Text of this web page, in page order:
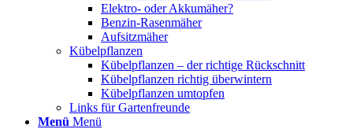
Elektro- oder Akkumäher?
Benzin-Rasenmäher
Aufsitzmäher
Kübelpflanzen
Kübelpflanzen – der richtige Rückschnitt
Kübelpflanzen richtig überwintern
Kübelpflanzen umtopfen
Links für Gartenfreunde
Menü Menü